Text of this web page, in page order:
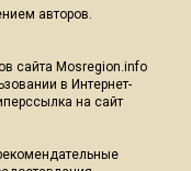
авторов.
сайта Mosregion.info
в Интернет-
на сайт